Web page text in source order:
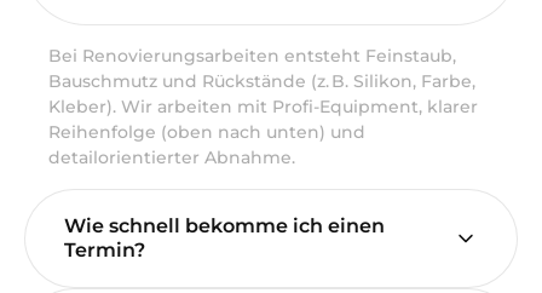
Bei Renovierungsarbeiten entsteht Feinstaub,
Bauschmutz und Rückstände (z. B. Silikon, Farbe,
Kleber). Wir arbeiten mit Profi-Equipment, klarer
Reihenfolge (oben nach unten) und
detailorientierter Abnahme.
Wie schnell bekomme ich einen
Termin?